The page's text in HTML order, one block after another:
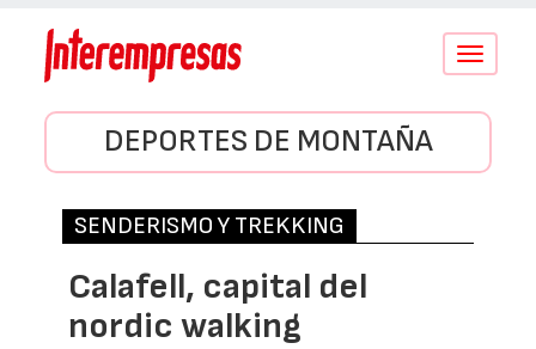
Conmutar
DEPORTES DE MONTAÑA
SENDERISMO Y TREKKING
Calafell, capital del
nordic walking